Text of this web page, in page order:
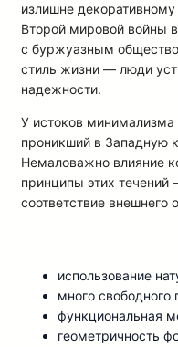
излишне
Второй мировой войны
с буржуазным
стиль жизни — люди
надежности.
У истоков минимализма
проникший в Западную
Немаловажно влияние
принципы этих течений
соответствие внешнего
использование
много свободного
функциональная
геометричность